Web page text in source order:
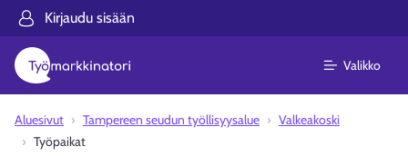
Kirjaudu sisään
Valikko
Aluesivut Tampereen seudun työllisyysalue
Valkeakoski
Työpaikat